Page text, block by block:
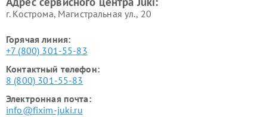
г. Кострома, Магистральная ул., 20
Горячая линия:
+7 (800) 301-55-83
Контактный телефон:
8 (800) 301-55-83
Электронная почта:
info@fixim-juki.ru